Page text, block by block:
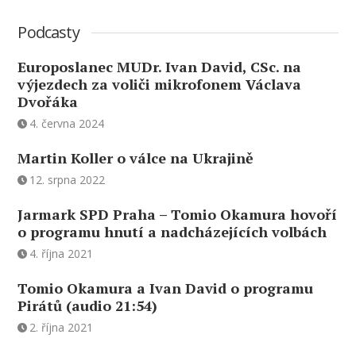
Podcasty
Europoslanec MUDr. Ivan David, CSc. na
výjezdech za voliči mikrofonem Václava
Dvořáka
4. června 2024
Martin Koller o válce na Ukrajině
12. srpna 2022
Jarmark SPD Praha – Tomio Okamura hovoří
o programu hnutí a nadcházejících volbách
4. října 2021
Tomio Okamura a Ivan David o programu
Pirátů (audio 21:54)
2. října 2021